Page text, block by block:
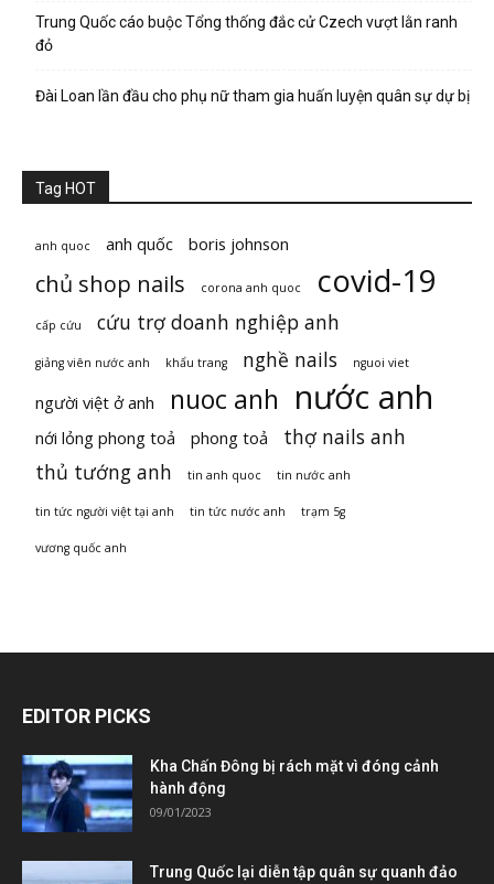
Trung Quốc cáo buộc Tổng thống đắc cử Czech vượt lằn ranh
đỏ
Đài Loan lần đầu cho phụ nữ tham gia huấn luyện quân sự dự bị
Tag HOT
anh quoc anh quốc boris johnson
chủ shop nails corona anh quoc covid-19
cấp cứu cứu trợ doanh nghiệp anh
giảng viên nước anh khẩu trang nghề nails nguoi viet
người việt ở anh nuoc anh nước anh
nới lỏng phong toả phong toả
thợ nails anh
thủ tướng anh
tin anh quoc tin nước anh
tin tức người việt tại anh tin tức nước anh trạm 5g
vương quốc anh
EDITOR PICKS
Kha Chấn Đông bị rách mặt vì đóng cảnh
hành động
09/01/2023
Trung Quốc lại diễn tập quân sự quanh đảo